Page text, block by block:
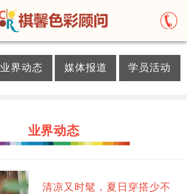
业界动态 媒体报道 学员活动
业界动态
清凉又时髦，夏日穿搭少不